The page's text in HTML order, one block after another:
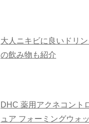
大人ニキビに良いドリ
の飲み物も紹介
DHC 薬用アクネコント
ュア フォーミングウォ